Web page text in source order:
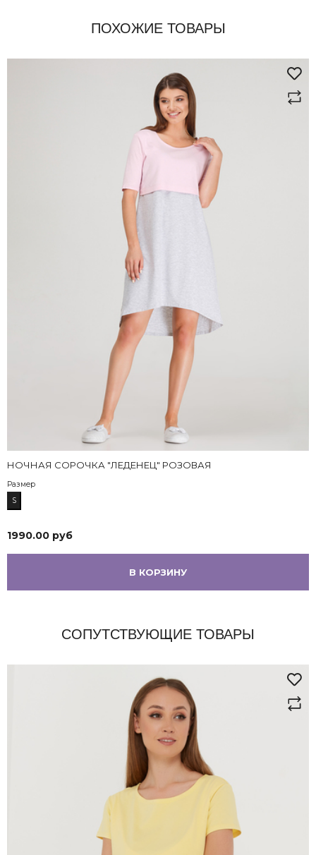
здесь
ПОХОЖИЕ ТОВАРЫ
НОЧНАЯ СОРОЧКА "ЛЕДЕНЕЦ" РОЗОВАЯ
Размер
S
1990.00 руб
В КОРЗИНУ
СОПУТСТВУЮЩИЕ ТОВАРЫ